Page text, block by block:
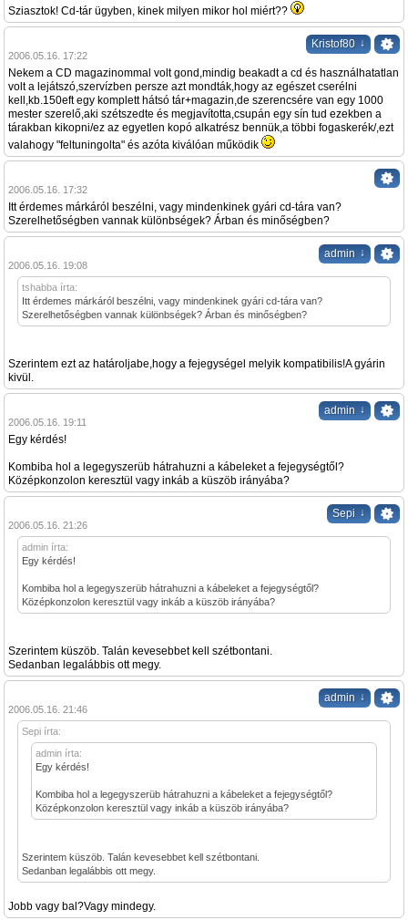
Sziasztok! Cd-tár ügyben, kinek milyen mikor hol miért??
Kristof80 ↓
2006.05.16. 17:22
Nekem a CD magazinommal volt gond,mindig beakadt a cd és használhatatlan
volt a lejátszó,szervízben persze azt mondták,hogy az egészet cserélni
kell,kb.150eft egy komplett hátsó tár+magazin,de szerencsére van egy 1000
mester szerelő,aki szétszedte és megjavította,csupán egy sín tud ezekben a
tárakban kikopni/ez az egyetlen kopó alkatrész bennük,a többi fogaskerék/,ezt
valahogy "feltuningolta" és azóta kiválóan működik
2006.05.16. 17:32
Itt érdemes márkáról beszélni, vagy mindenkinek gyári cd-tára van?
Szerelhetőségben vannak különbségek? Árban és minőségben?
admin ↓
2006.05.16. 19:08
tshabba írta:
Itt érdemes márkáról beszélni, vagy mindenkinek gyári cd-tára van?
Szerelhetőségben vannak különbségek? Árban és minőségben?
Szerintem ezt az határoljabe,hogy a fejegységel melyik kompatibilis!A gyárin
kivül.
admin ↓
2006.05.16. 19:11
Egy kérdés!
Kombiba hol a legegyszerüb hátrahuzni a kábeleket a fejegységtől?
Középkonzolon keresztül vagy inkáb a küszöb irányába?
Sepi ↓
2006.05.16. 21:26
admin írta:
Egy kérdés!
Kombiba hol a legegyszerüb hátrahuzni a kábeleket a fejegységtől?
Középkonzolon keresztül vagy inkáb a küszöb irányába?
Szerintem küszöb. Talán kevesebbet kell szétbontani.
Sedanban legalábbis ott megy.
admin ↓
2006.05.16. 21:46
Sepi írta:
admin írta:
Egy kérdés!
Kombiba hol a legegyszerüb hátrahuzni a kábeleket a fejegységtől?
Középkonzolon keresztül vagy inkáb a küszöb irányába?
Szerintem küszöb. Talán kevesebbet kell szétbontani.
Sedanban legalábbis ott megy.
Jobb vagy bal?Vagy mindegy.